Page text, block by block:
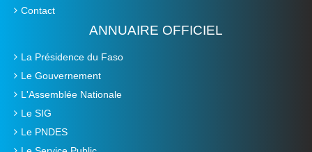
Contact
ANNUAIRE OFFICIEL
La Présidence du Faso
Le Gouvernement
L'Assemblée Nationale
Le SIG
Le PNDES